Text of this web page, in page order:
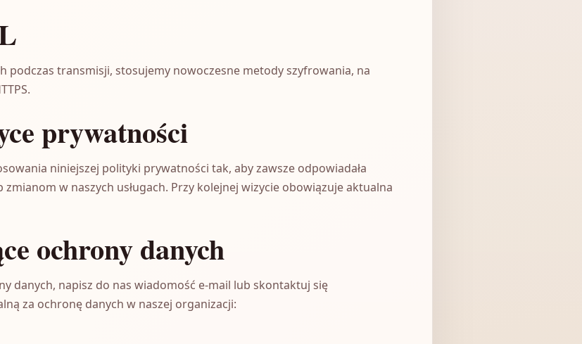
podczas transmisji, stosujemy nowoczesne metody szyfrowania, na
prywatności
niniejszej polityki prywatności tak, aby zawsze odpowiadała
w naszych usługach. Przy kolejnej wizycie obowiązuje aktualna
ochrony danych
danych, napisz do nas wiadomość e-mail lub skontaktuj się
za ochronę danych w naszej organizacji: